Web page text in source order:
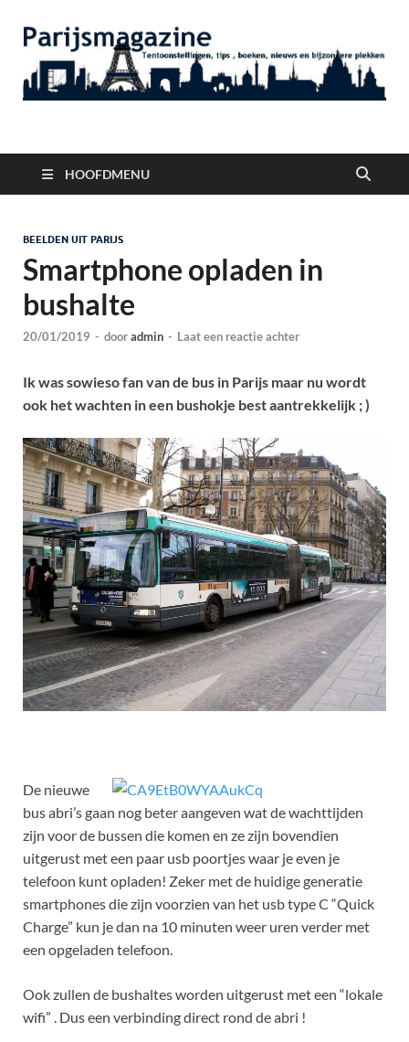
Parijsmagazine
HOOFDMENU
BEELDEN UIT PARIJS
Smartphone opladen in
bushalte
20/01/2019 - dooradmin - Laat een reactie achter
Ik was sowieso fan van de bus in Parijs maar nu wordt
ook het wachten in een bushokje best aantrekkelijk ; )
De nieuwe
bus abri’s gaan nog beter aangeven wat de wachttijden
zijn voor de bussen die komen en ze zijn bovendien
uitgerust met een paar usb poortjes waar je even je
telefoon kunt opladen! Zeker met de huidige generatie
smartphones die zijn voorzien van het usb type C “Quick
Charge” kun je dan na 10 minuten weer uren verder met
een opgeladen telefoon.
Ook zullen de bushaltes worden uitgerust met een “lokale
wifi” . Dus een verbinding direct rond de abri !